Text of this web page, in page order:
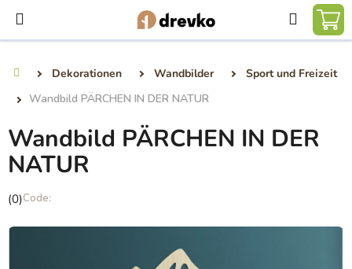
Inhalt
springen
Suchen
Dekorationen Wandbilder
Sport und Freizeit
Wandbild PÄRCHEN IN DER NATUR
Wandbild PÄRCHEN IN DER
NATUR
Die
Produktbewertung
(0)